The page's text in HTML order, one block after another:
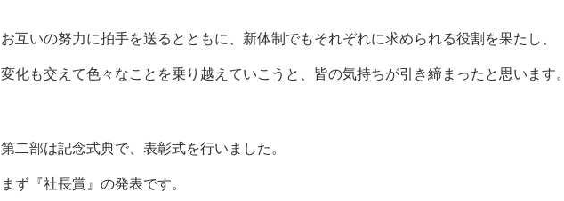
お互いの努力に拍手を送るとともに、新体制でもそれぞれに求められる役割を果たし、
変化も交えて色々なことを乗り越えていこうと、皆の気持ちが引き締まったと思います。
第二部は記念式典で、表彰式を行いました。
まず『社長賞』の発表です。